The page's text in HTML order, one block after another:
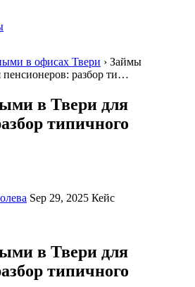
в офисах Твери › Займы
разбор ти…
в Твери для
типичного
Sep 29, 2025 Кейс
в Твери для
типичного